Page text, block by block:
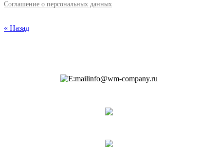
Соглашение о персональных данных
« Назад
info@wm-company.ru